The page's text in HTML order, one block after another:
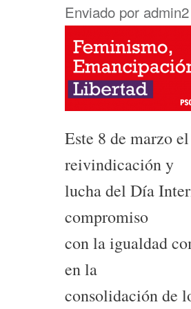
Enviado por admin2
Este 8 de marzo
reivindicación y
lucha del Día
compromiso
con la igualdad
en la
consolidación de